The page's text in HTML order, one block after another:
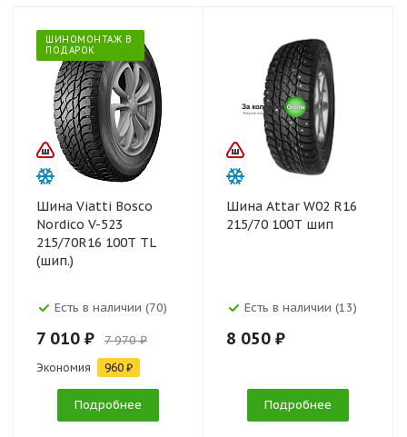
ШИНОМОНТАЖ В
ПОДАРОК
Шина Viatti Bosco
Nordico V-523
215/70R16 100T TL
(шип.)
Есть в наличии (70)
7 010 ₽ 7 970 ₽
Экономия 960 ₽
Подробнее
Шина Attar W02 R16
215/70 100Т шип
Есть в наличии (13)
8 050 ₽
Подробнее